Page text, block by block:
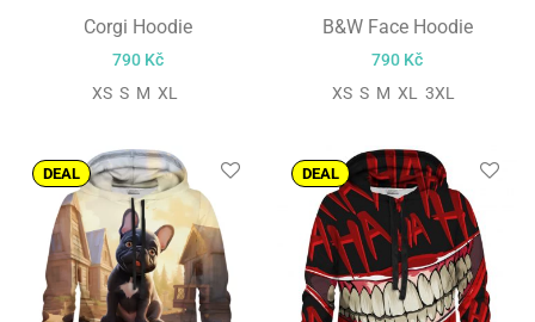
Corgi Hoodie
790 Kč
XS S M XL
B&W Face Hoodie
790 Kč
XS S M XL 3XL
DEAL DEAL